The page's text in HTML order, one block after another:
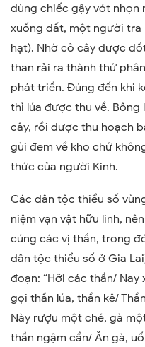
dùng chiếc gậy vót nhọn
xuống đất, một người tra
hạt). Nhờ cỏ cây được
than rải ra thành thứ
phát triển. Đúng đến khi
thì lúa được thu về. Bông
cây, rồi được thu hoạch
gùi đem về kho chứ
thức của người Kinh.
Các dân tộc thiểu số
niệm vạn vật hữu linh,
cúng các vị thần, trong
dân tộc thiểu số ở Gia
đoạn: “Hỡi các thần/
gọi thần lúa, thần kê/
Này rượu một ché, gà
thần ngậm cần/ Ăn gà,